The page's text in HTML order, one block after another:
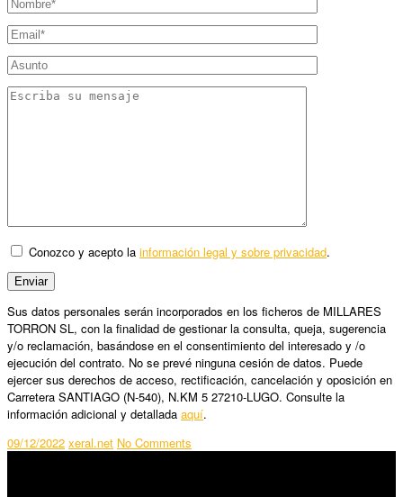
Conozco y acepto la información legal y sobre privacidad.
Sus datos personales serán incorporados en los ficheros de MILLARES
TORRON SL, con la finalidad de gestionar la consulta, queja, sugerencia
y/o reclamación, basándose en el consentimiento del interesado y /o
ejecución del contrato. No se prevé ninguna cesión de datos. Puede
ejercer sus derechos de acceso, rectificación, cancelación y oposición en
Carretera SANTIAGO (N-540), N.KM 5 27210-LUGO. Consulte la
información adicional y detallada aquí.
09/12/2022 xeral.net No Comments